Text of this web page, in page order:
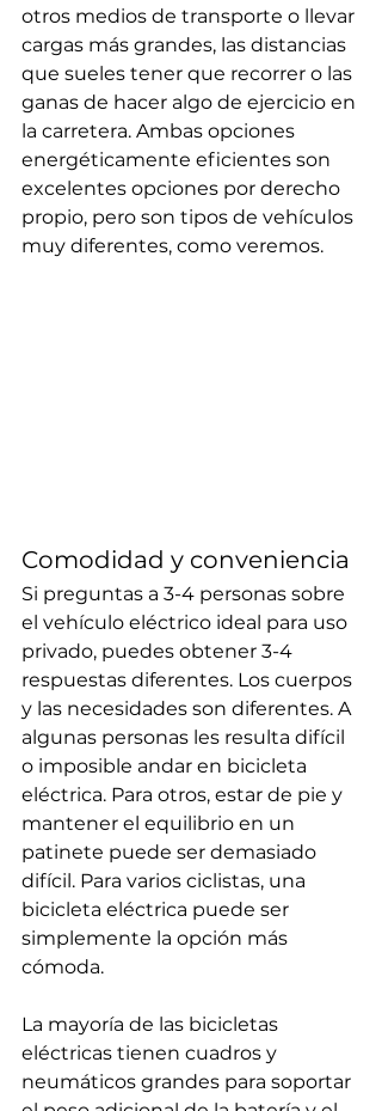
otros medios de transporte o llevar
cargas más grandes, las distancias
que sueles tener que recorrer o las
ganas de hacer algo de ejercicio en
la carretera. Ambas opciones
energéticamente eficientes son
excelentes opciones por derecho
propio, pero son tipos de vehículos
muy diferentes, como veremos.
Comodidad y conveniencia
Si preguntas a 3-4 personas sobre
el vehículo eléctrico ideal para uso
privado, puedes obtener 3-4
respuestas diferentes. Los cuerpos
y las necesidades son diferentes. A
algunas personas les resulta difícil
o imposible andar en bicicleta
eléctrica. Para otros, estar de pie y
mantener el equilibrio en un
patinete puede ser demasiado
difícil. Para varios ciclistas, una
bicicleta eléctrica puede ser
simplemente la opción más
cómoda.
La mayoría de las bicicletas
eléctricas tienen cuadros y
neumáticos grandes para soportar